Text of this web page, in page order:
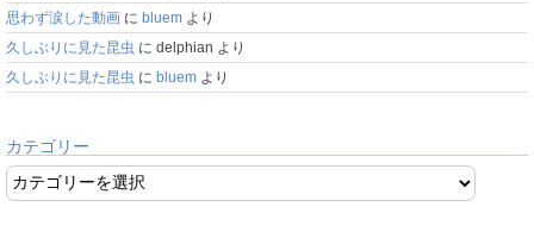
思わず涙した動画 に bluem より
久しぶりに見た昆虫 に delphian より
久しぶりに見た昆虫 に bluem より
カテゴリー